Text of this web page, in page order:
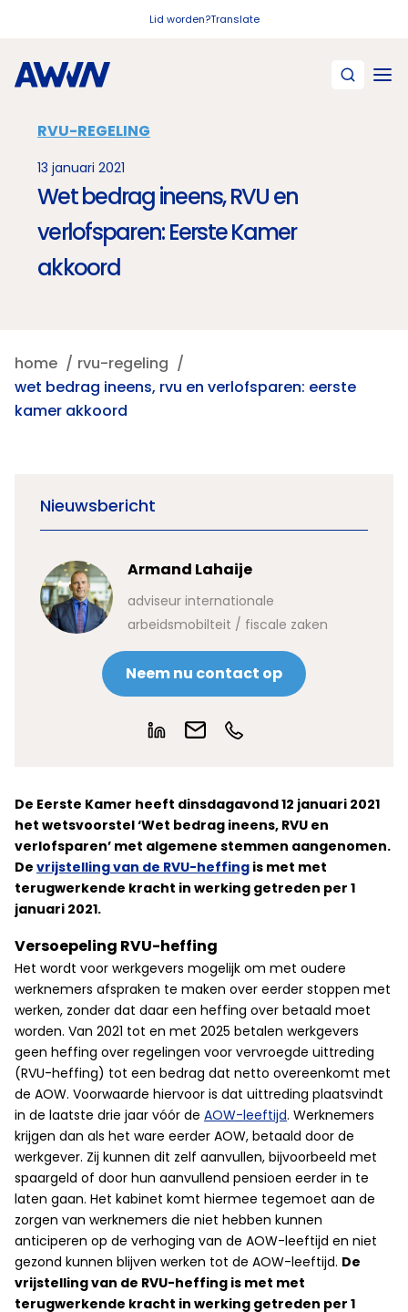
Lid worden?Translate
RVU-REGELING
13 januari 2021
Wet bedrag ineens, RVU en
verlofsparen: Eerste Kamer
akkoord
home
rvu-regeling
wet bedrag ineens, rvu en verlofsparen: eerste
kamer akkoord
Nieuwsbericht
Armand Lahaije
adviseur internationale
arbeidsmobilteit / fiscale zaken
Neem nu contact op
De Eerste Kamer heeft dinsdagavond 12 januari 2021
het wetsvoorstel ‘Wet bedrag ineens, RVU en
verlofsparen’ met algemene stemmen aangenomen.
De vrijstelling van de RVU-heffing is met met
terugwerkende kracht in werking getreden per 1
januari 2021.
Versoepeling RVU-heffing
Het wordt voor werkgevers mogelijk om met oudere
werknemers afspraken te maken over eerder stoppen met
werken, zonder dat daar een heffing over betaald moet
worden. Van 2021 tot en met 2025 betalen werkgevers
geen heffing over regelingen voor vervroegde uittreding
(RVU-heffing) tot een bedrag dat netto overeenkomt met
de AOW. Voorwaarde hiervoor is dat uittreding plaatsvindt
in de laatste drie jaar vóór de AOW-leeftijd. Werknemers
krijgen dan als het ware eerder AOW, betaald door de
werkgever. Zij kunnen dit zelf aanvullen, bijvoorbeeld met
spaargeld of door hun aanvullend pensioen eerder in te
laten gaan. Het kabinet komt hiermee tegemoet aan de
zorgen van werknemers die niet hebben kunnen
anticiperen op de verhoging van de AOW-leeftijd en niet
gezond kunnen blijven werken tot de AOW-leeftijd. De
vrijstelling van de RVU-heffing is met met
terugwerkende kracht in werking getreden per 1